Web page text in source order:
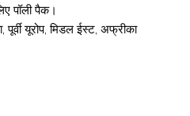
पॉली पैक।
पूर्वी यूरोप, मिडल ईस्ट, अफ्रीका